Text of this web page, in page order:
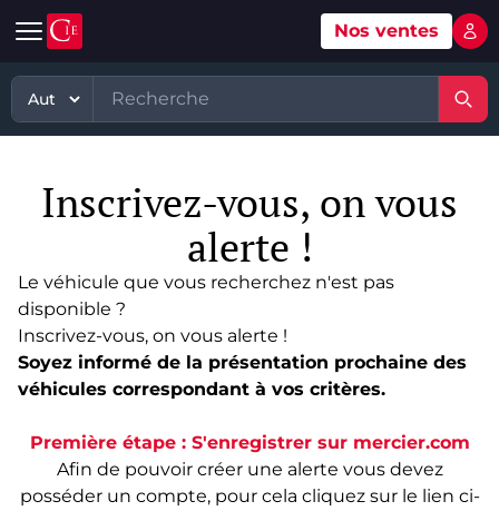
Automobile
Voitures d'occasion
Véhicules tout terrain et 4x4 d'occasion
Motos et quads d'occasion
Voitures de luxe d'occasion
Véhicules utilitaires d'occasion
Grande vente mobilier objets
Ventes XXème
Vente courante hebdo
Bijoux & Mode
Vins & Spiritueux
Spécialités
Matériel, équipement
Matériel professionnel
Stock et marchandises neuves et
d’occasions
Biens incorporels
TP
Nos ventes
Inscrivez-vous, on vous
alerte !
Le véhicule que vous recherchez n'est pas
disponible ?
Inscrivez-vous, on vous alerte !
Soyez informé de la présentation prochaine des
véhicules correspondant à vos critères.
Première étape : S'enregistrer sur mercier.com
Afin de pouvoir créer une alerte vous devez
posséder un compte, pour cela cliquez sur le lien ci-